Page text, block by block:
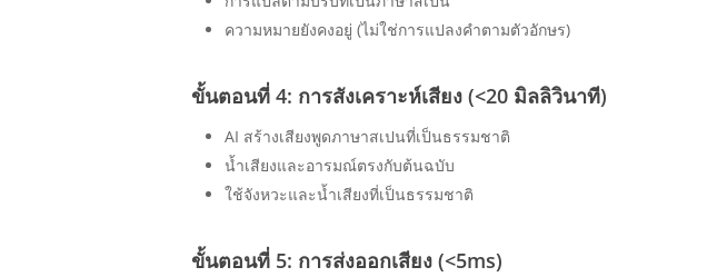
ความหมายยังคงอยู่ (ไม่ใช่การแปลงคำตามตัวอักษร)
ขั้นตอนที่ 4: การสังเคราะห์เสียง (<20 มิลลิวินาที)
AI สร้างเสียงพูดภาษาสเปนที่เป็นธรรมชาติ
น้ำเสียงและอารมณ์ตรงกับต้นฉบับ
ใช้จังหวะและน้ำเสียงที่เป็นธรรมชาติ
ขั้นตอนที่ 5: การส่งออกเสียง (<5ms)